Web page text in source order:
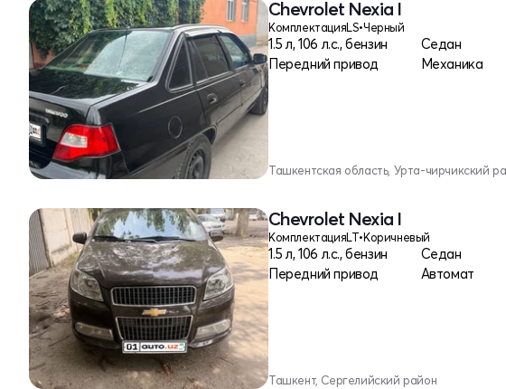
Chevrolet Nexia I
КомплектацияLS•Черный
1.5 л, 106 л.с., бензин
Седан
Передний привод
Механика
Ташкентская область, Урта-чирчикский
Chevrolet Nexia I
КомплектацияLT•Коричневый
1.5 л, 106 л.с., бензин
Седан
Передний привод
Автомат
Ташкент, Сергелийский район